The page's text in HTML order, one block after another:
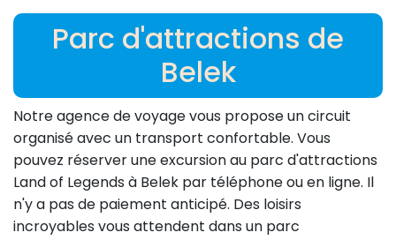
Parc d'attractions de
Belek
Notre agence de voyage vous propose un circuit
organisé avec un transport confortable. Vous
pouvez réserver une excursion au parc d'attractions
Land of Legends à Belek par téléphone ou en ligne. Il
n'y a pas de paiement anticipé. Des loisirs
incroyables vous attendent dans un parc